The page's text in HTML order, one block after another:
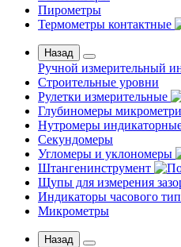
Пирометры
Термометры контактные
Назад
Ручной измерительный
Строительные уровни
Рулетки измерительные
Глубиномеры
Нутромеры
Секундомеры
Угломеры и уклономеры
Штангенинструмент
Щупы для измерения
Индикаторы часового
Микрометры
Назад